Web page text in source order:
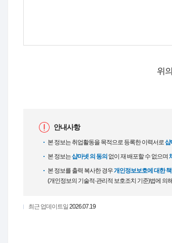
위
안내사항
본 정보는 취업활동을 목적으로 등록한 이력서로 샵
본 정보는샵마넷 의 동의 없이 재 배포할 수 없으며
본 정보를 출력 복사한 경우개인정보보호에 대한
(개인정보의 기술적·관리적 보호조치 기준)법에 의
최근 업데이트일 2026.07.19